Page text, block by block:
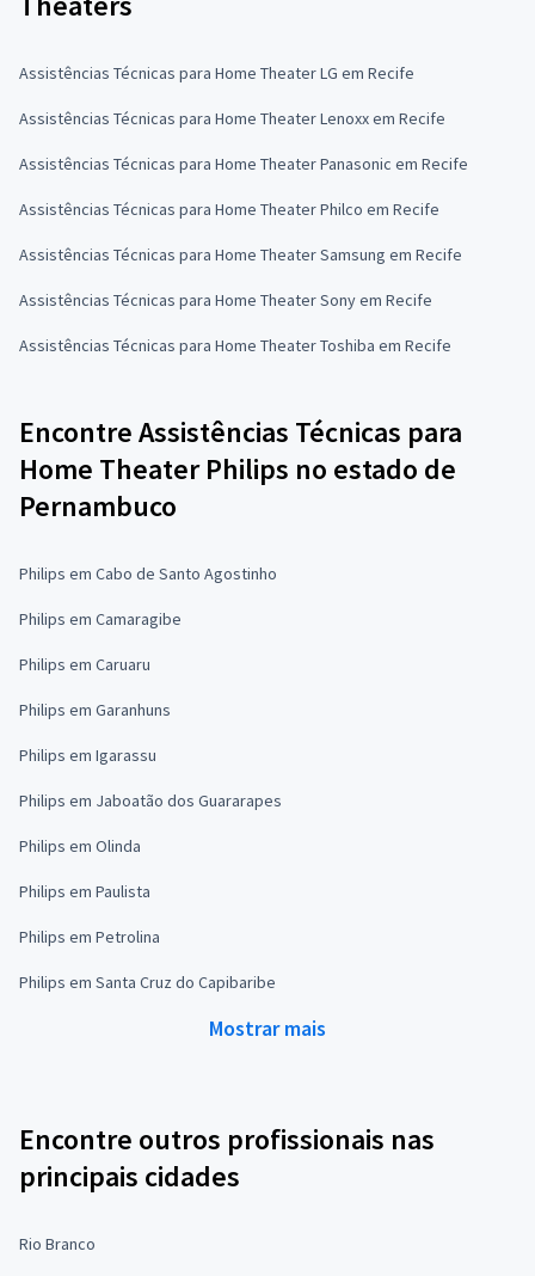
Assistências Técnicas para Home Theater LG em Recife
Assistências Técnicas para Home Theater Lenoxx em Recife
Assistências Técnicas para Home Theater Panasonic em Recife
Assistências Técnicas para Home Theater Philco em Recife
Assistências Técnicas para Home Theater Samsung em Recife
Assistências Técnicas para Home Theater Sony em Recife
Assistências Técnicas para Home Theater Toshiba em Recife
Encontre Assistências Técnicas para
Home Theater Philips no estado de
Pernambuco
Philips em Cabo de Santo Agostinho
Philips em Camaragibe
Philips em Caruaru
Philips em Garanhuns
Philips em Igarassu
Philips em Jaboatão dos Guararapes
Philips em Olinda
Philips em Paulista
Philips em Petrolina
Philips em Santa Cruz do Capibaribe
Mostrar mais
Encontre outros profissionais nas
principais cidades
Rio Branco